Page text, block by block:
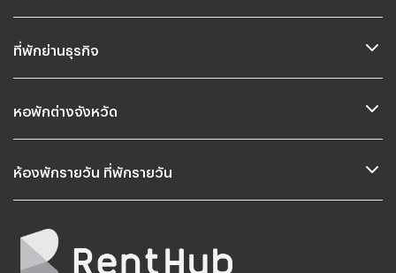
ที่พักย่านธุรกิจ
หอพักต่างจังหวัด
ห้องพักรายวัน ที่พักรายวัน